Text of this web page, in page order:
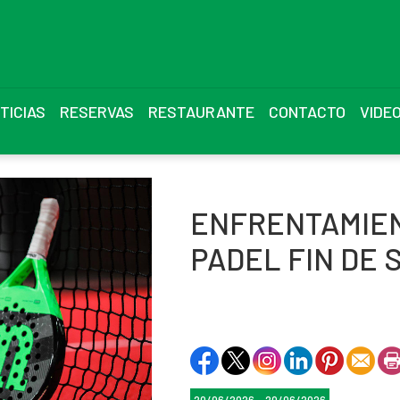
RESERVAS RESTAURANTE CONTACTO
PADEL FIN DE